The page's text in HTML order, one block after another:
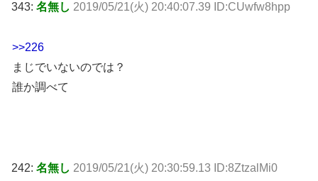
343: 名無し 2019/05/21(火) 20:40:07.39 ID:CUwfw8hpp
>>226
まじでいないのでは？
誰か調べて
242: 名無し 2019/05/21(火) 20:30:59.13 ID:8ZtzalMi0